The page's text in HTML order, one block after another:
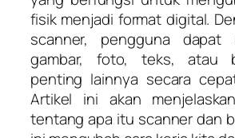
fisik menjadi format digital.
scanner, pengguna dapat
gambar, foto, teks, atau
penting lainnya secara
Artikel ini akan
tentang apa itu scanner dan